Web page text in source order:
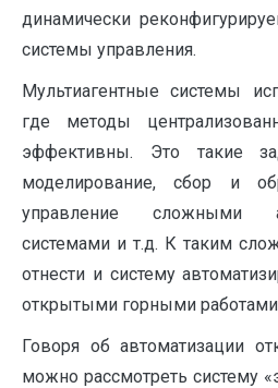
динамически
системы управления.
Мультиагентные системы
где методы
эффективны. Это такие
моделирование, сбор и
управление сложными
системами и т.д. К таким
отнести и систему
открытыми горными
Говоря об автоматизации
можно рассмотреть систему